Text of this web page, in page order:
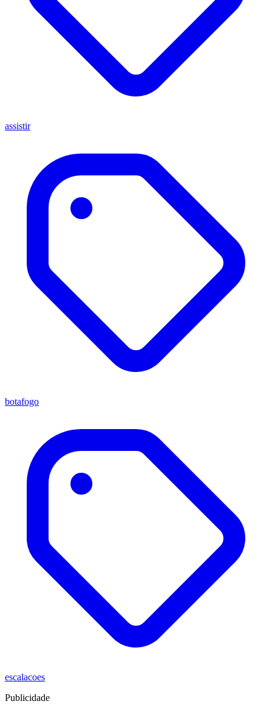
assistir
botafogo
escalacoes
Publicidade